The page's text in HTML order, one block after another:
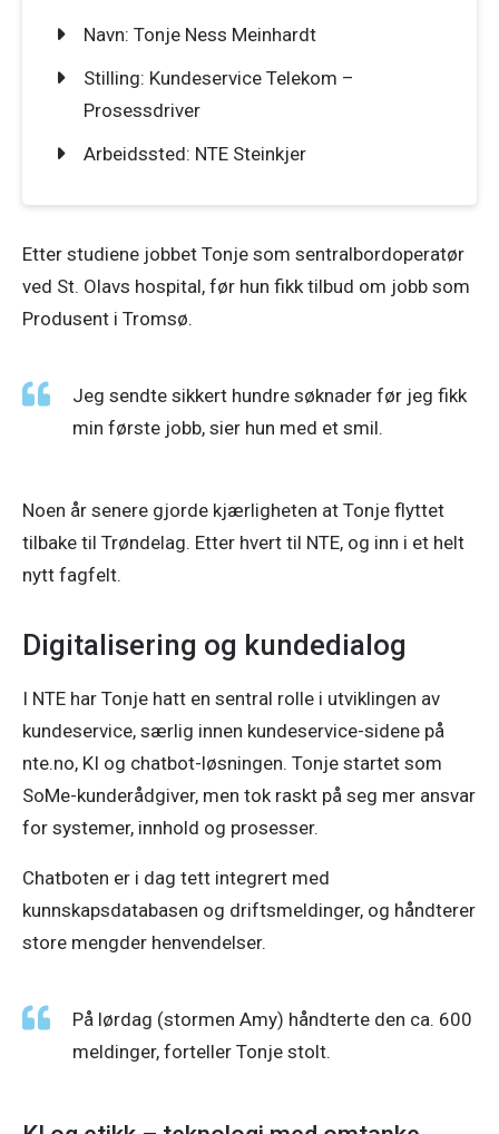
Navn: Tonje Ness Meinhardt
Stilling: Kundeservice Telekom –
Prosessdriver
Arbeidssted: NTE Steinkjer
Etter studiene jobbet Tonje som sentralbordoperatør
ved St. Olavs hospital, før hun fikk tilbud om jobb som
Produsent i Tromsø.
Jeg sendte sikkert hundre søknader før jeg fikk
min første jobb, sier hun med et smil.
Noen år senere gjorde kjærligheten at Tonje flyttet
tilbake til Trøndelag. Etter hvert til NTE, og inn i et helt
nytt fagfelt.
Digitalisering og kundedialog
I NTE har Tonje hatt en sentral rolle i utviklingen av
kundeservice, særlig innen kundeservice-sidene på
nte.no, KI og chatbot-løsningen. Tonje startet som
SoMe-kunderådgiver, men tok raskt på seg mer ansvar
for systemer, innhold og prosesser.
Chatboten er i dag tett integrert med
kunnskapsdatabasen og driftsmeldinger, og håndterer
store mengder henvendelser.
På lørdag (stormen Amy) håndterte den ca. 600
meldinger, forteller Tonje stolt.